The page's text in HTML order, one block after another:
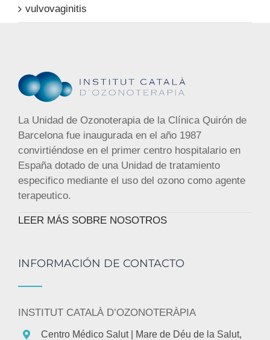
vulvovaginitis
La Unidad de Ozonoterapia de la Clínica Quirón de
Barcelona fue inaugurada en el año 1987
convirtiéndose en el primer centro hospitalario en
España dotado de una Unidad de tratamiento
especifico mediante el uso del ozono como agente
terapeutico.
LEER MÁS SOBRE NOSOTROS
INFORMACIÓN DE CONTACTO
INSTITUT CATALÀ D’OZONOTERÀPIA
Centro Médico Salut| Mare de Déu de la Salut,